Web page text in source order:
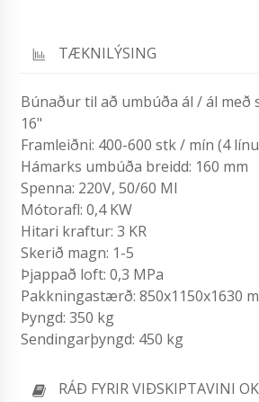
TÆKNILÝSING
Búnaður til að umbúða ál / ál með
16"
Framleiðni: 400-600 stk / mín (4
Hámarks umbúða breidd: 160 mm
Spenna: 220V, 50/60 Ml
Mótorafl: 0,4 KW
Hitari kraftur: 3 KR
Skerið magn: 1-5
Þjappað loft: 0,3 MPa
Pakkningastærð: 850x1150x1630
Þyngd: 350 kg
Sendingarþyngd: 450 kg
RÁÐ FYRIR VIÐSKIPTAVINI